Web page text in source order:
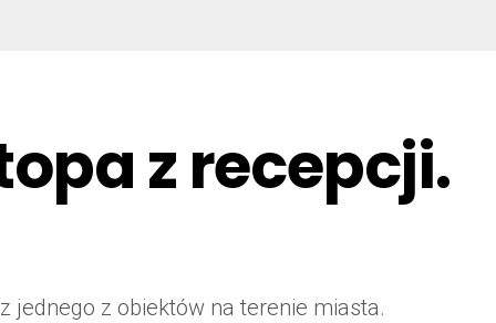
z recepcji.
jednego z obiektów na terenie miasta.